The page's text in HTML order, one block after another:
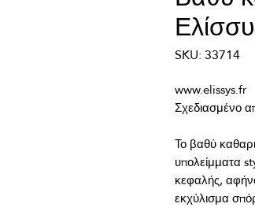
SKU: 33714
Το βαθύ
υπολείμματα
κεφαλής,
εκχύλισμα